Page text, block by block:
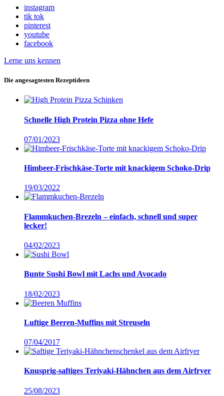
instagram
tik tok
pinterest
youtube
facebook
Lerne uns kennen
Die angesagtesten Rezeptideen
Schnelle High Protein Pizza ohne Hefe
07/01/2023
Himbeer-Frischkäse-Torte mit knackigem Schoko-Drip
19/03/2022
Flammkuchen-Brezeln – einfach, schnell und super
lecker!
04/02/2023
Bunte Sushi Bowl mit Lachs und Avocado
18/02/2023
Luftige Beeren-Muffins mit Streuseln
07/04/2017
Knusprig-saftiges Teriyaki-Hähnchen aus dem Airfryer
25/08/2023